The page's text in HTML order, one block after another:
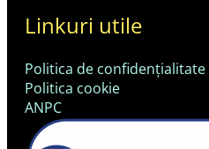
Linkuri utile
Politica de confidențialitate
Politica cookie
ANPC